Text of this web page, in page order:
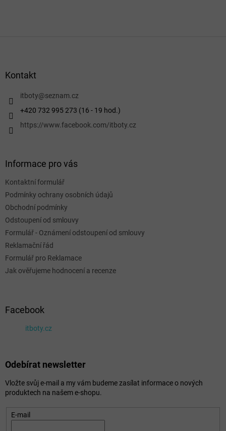
Kontakt
itboty@seznam.cz
+420 732 995 273 (16 - 19 hod.)
https://www.facebook.com/itboty.cz
Informace pro vás
Kontaktní formulář
Podmínky ochrany osobních údajů
Obchodní podmínky
Odstoupení od smlouvy
Formulář - Oznámení odstoupení od smlouvy
Reklamační řád
Formulář pro Reklamace
Jak ověřujeme hodnocení a recenze
Facebook
itboty.cz
Odebírat newsletter
Vložte svůj e-mail a my vám budeme zasílat informace o nových
produktech na našem e-shopu.
E-mail